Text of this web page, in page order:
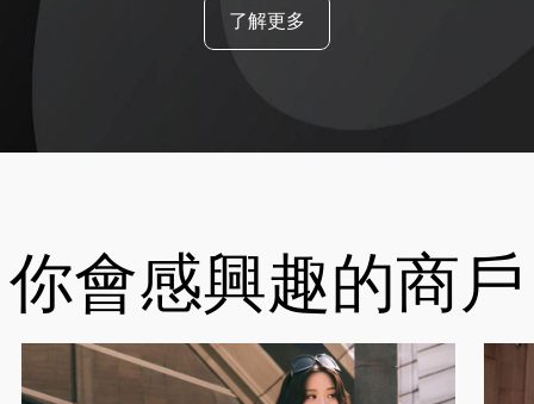
了解更多
你會感興趣的商戶